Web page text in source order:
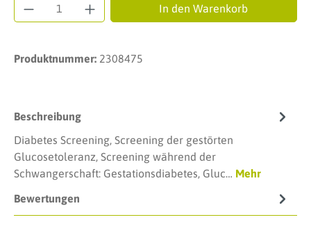
Produkt Anzahl: Gib den gewünschten
In den Warenkorb
Produktnummer: 2308475
Beschreibung
Diabetes Screening, Screening der gestörten
Glucosetoleranz, Screening während der
Schwangerschaft: Gestationsdiabetes, Gluc… Mehr
Bewertungen